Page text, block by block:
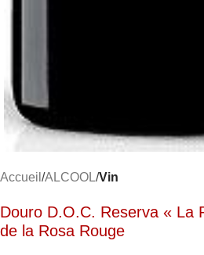
Accueil ALCOOL Vin
Douro D.O.C. Reserva « La
de la Rosa Rouge